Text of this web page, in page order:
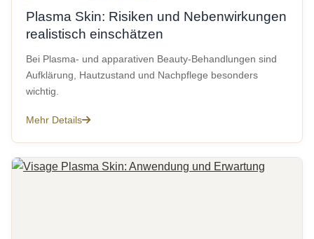
Plasma Skin: Risiken und Nebenwirkungen
realistisch einschätzen
Bei Plasma- und apparativen Beauty-Behandlungen sind
Aufklärung, Hautzustand und Nachpflege besonders
wichtig.
Mehr Details